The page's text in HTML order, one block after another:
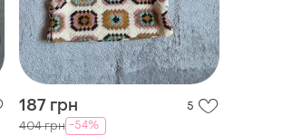
187 грн 5
404 грн -54%